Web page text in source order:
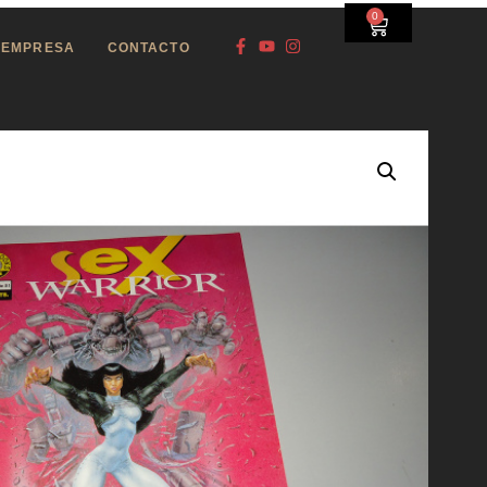
EMPRESA CONTACTO
0